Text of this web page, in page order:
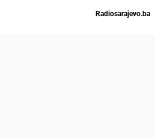
Radiosarajevo.ba